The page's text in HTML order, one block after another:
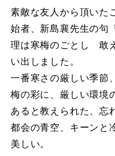
素敵な友人から頂いた
始者、新島襄先生の
理は寒梅のごとし 敢
い出しました。
一番寒さの厳しい季節
梅の彩に、厳しい環境
あると教えられた、忘
都会の青空、キーンと
美しい。